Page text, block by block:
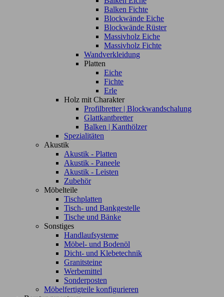
Balken Fichte
Blockwände Eiche
Blockwände Rüster
Massivholz Eiche
Massivholz Fichte
Wandverkleidung
Platten
Eiche
Fichte
Erle
Holz mit Charakter
Profilbretter | Blockwandschalung
Glattkantbretter
Balken | Kanthölzer
Spezialitäten
Akustik
Akustik - Platten
Akustik - Paneele
Akustik - Leisten
Zubehör
Möbelteile
Tischplatten
Tisch- und Bankgestelle
Tische und Bänke
Sonstiges
Handlaufsysteme
Möbel- und Bodenöl
Dicht- und Klebetechnik
Granitsteine
Werbemittel
Sonderposten
Möbelfertigteile konfigurieren